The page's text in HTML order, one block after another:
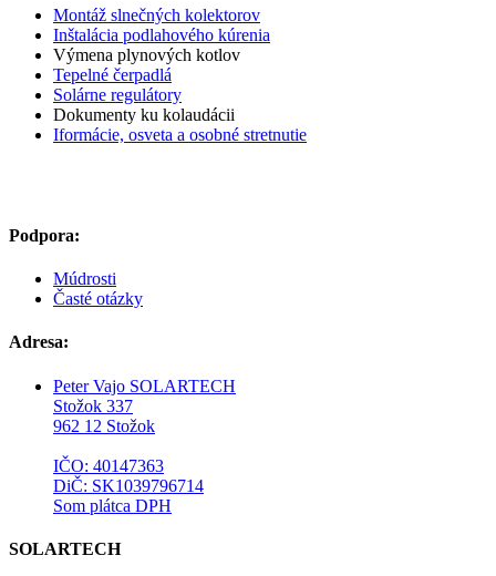
Montáž slnečných kolektorov
Inštalácia podlahového kúrenia
Výmena plynových kotlov
Tepelné čerpadlá
Solárne regulátory
Dokumenty ku kolaudácii
Iformácie, osveta a osobné stretnutie
Podpora:
Múdrosti
Časté otázky
Adresa:
Peter Vajo SOLARTECH
Stožok 337
962 12 Stožok
IČO: 40147363
DiČ: SK1039796714
Som plátca DPH
SOLARTECH